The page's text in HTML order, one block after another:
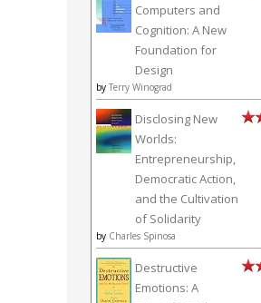
Computers and
Cognition: A New
Foundation for
Design
by Terry Winograd
Disclosing New
Worlds:
Entrepreneurship,
Democratic Action,
and the Cultivation
of Solidarity
by Charles Spinosa
Destructive
Emotions: A